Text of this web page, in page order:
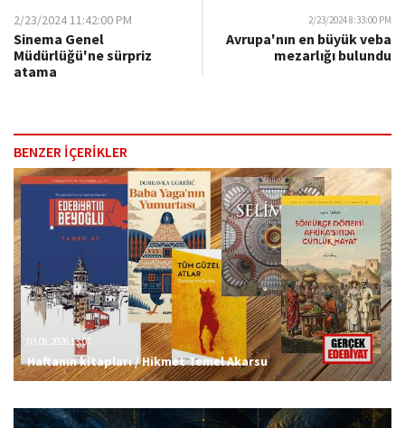
2/23/2024 11:42:00 PM
Sinema Genel
Müdürlüğü'ne sürpriz
atama
2/23/2024 8:33:00 PM
Avrupa'nın en büyük veba
mezarlığı bulundu
BENZER İÇERİKLER
03.08.2026 13:07
Haftanın kitapları / Hikmet Temel Akarsu